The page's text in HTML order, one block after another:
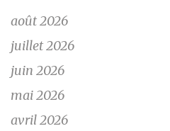
août 2026
juillet 2026
juin 2026
mai 2026
avril 2026